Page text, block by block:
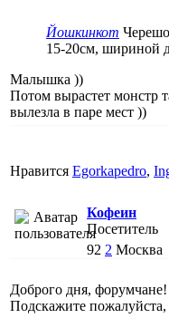
Йошкинкот
15-20см, шириной
Малышка ))
Потом вырастет монстр
вылезла в паре мест ))
Нравится Egorkapedro,
Кофеин
Посетитель
92 2 Москва
Доброго дня, форумчане!
Подскажите пожалуйста,